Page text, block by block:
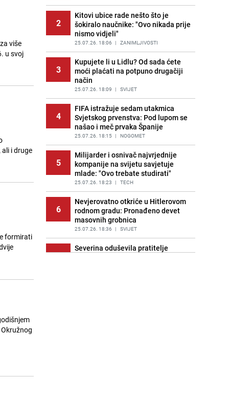
više
u svoj
i druge
formirati
12
Recept za brze uštipke: Ne upijaju
ulje i gotovi su za 30 minuta
PRIJE OKO 9H | RECEPTI
13
Očistite rernu bez hemikalija:
Poznata stručnjakinja dijeli savjete
PRIJE 2 DANA | ŽIVOT I STIL
Novi detalji istrage: Ruske službe
otkrile moguć uzrok tragedije bh.
planinara na Elbrusu
PRIJE 2 DANA | SVIJET
Užas u bh. susjedstvu, mladići
bludničili nad maloljetnicom i sve
snimali: "Stari te gleda u lajvu"
PRIJE 1 DAN REGIJA
2
Kitovi ubice rade nešto što je
šokiralo naučnike: "Ovo nikada prije
nismo vidjeli"
25.07.26. 18:06 | ZANIMLJIVOSTI
3
Kupujete li u Lidlu? Od sada ćete
moći plaćati na potpuno drugačiji
način
25.07.26. 18:09 | SVIJET
4
FIFA istražuje sedam utakmica
Svjetskog prvenstva: Pod lupom se
našao i meč prvaka Španije
25.07.26. 18:15 | NOGOMET
5
Milijarder i osnivač najvrjednije
kompanije na svijetu savjetuje
mlade: "Ovo trebate studirati"
25.07.26. 18:23 | TECH
6
Nevjerovatno otkriće u Hitlerovom
rodnom gradu: Pronađeno devet
masovnih grobnica
25.07.26. 18:36 | SVIJET
7
Severina oduševila pratitelje